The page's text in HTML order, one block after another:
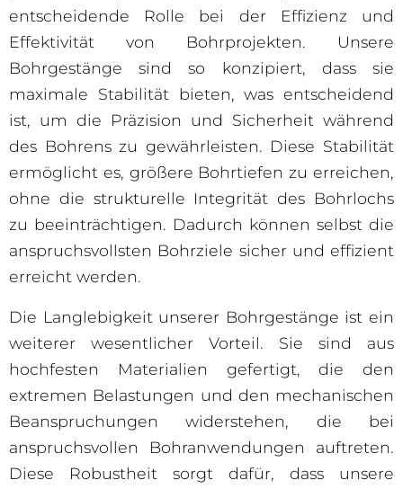
entscheidende Rolle bei der Effizienz und
Effektivität von Bohrprojekten. Unsere
Bohrgestänge sind so konzipiert, dass sie
maximale Stabilität bieten, was entscheidend
ist, um die Präzision und Sicherheit während
des Bohrens zu gewährleisten. Diese Stabilität
ermöglicht es, größere Bohrtiefen zu erreichen,
ohne die strukturelle Integrität des Bohrlochs
zu beeinträchtigen. Dadurch können selbst die
anspruchsvollsten Bohrziele sicher und effizient
erreicht werden.
Die Langlebigkeit unserer Bohrgestänge ist ein
weiterer wesentlicher Vorteil. Sie sind aus
hochfesten Materialien gefertigt, die den
extremen Belastungen und den mechanischen
Beanspruchungen widerstehen, die bei
anspruchsvollen Bohranwendungen auftreten.
Diese Robustheit sorgt dafür, dass unsere